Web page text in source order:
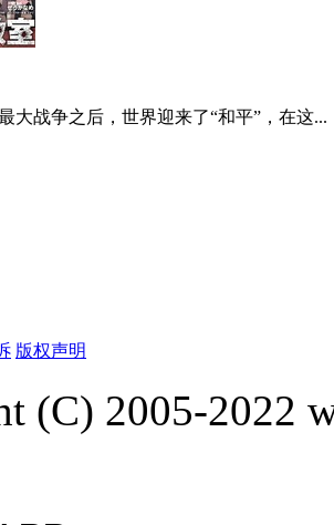
大战争之后，世界迎来了“和平”，在这...
版权声明
(C) 2005-2022